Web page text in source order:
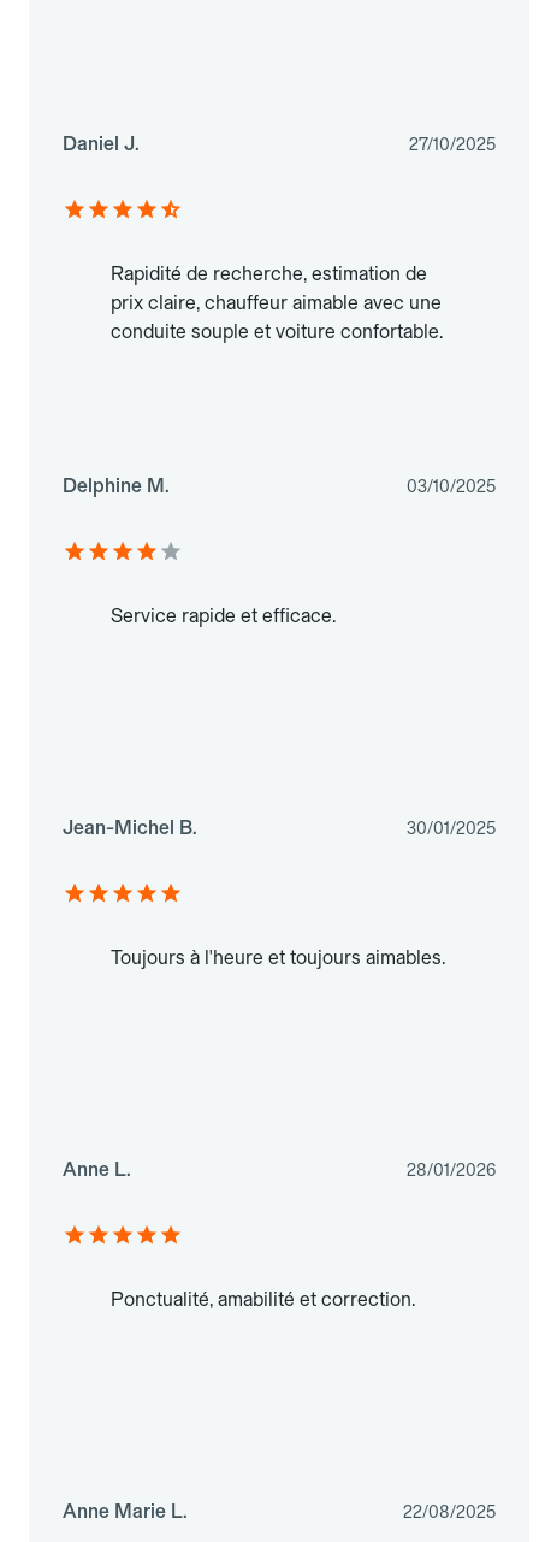
Daniel J. 27/10/2025
Rapidité de recherche, estimation de
prix claire, chauffeur aimable avec une
conduite souple et voiture confortable.
Delphine M. 03/10/2025
Service rapide et efficace.
Jean-Michel B. 30/01/2025
Toujours à l'heure et toujours aimables.
Anne L. 28/01/2026
Ponctualité, amabilité et correction.
Anne Marie L. 22/08/2025